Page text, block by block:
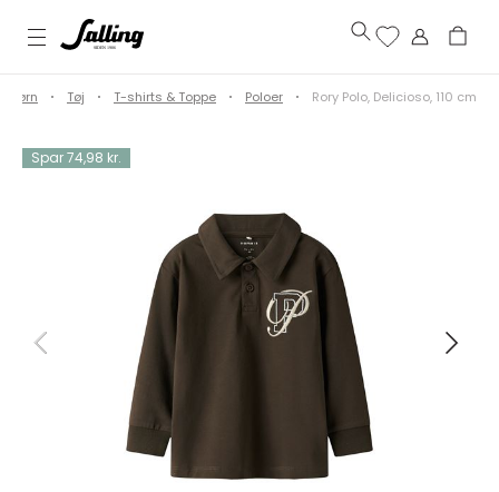
Børn Tøj T-shirts & Toppe Poloer Rory Polo, Delicioso, 110 cm
Spar 74,98 kr.